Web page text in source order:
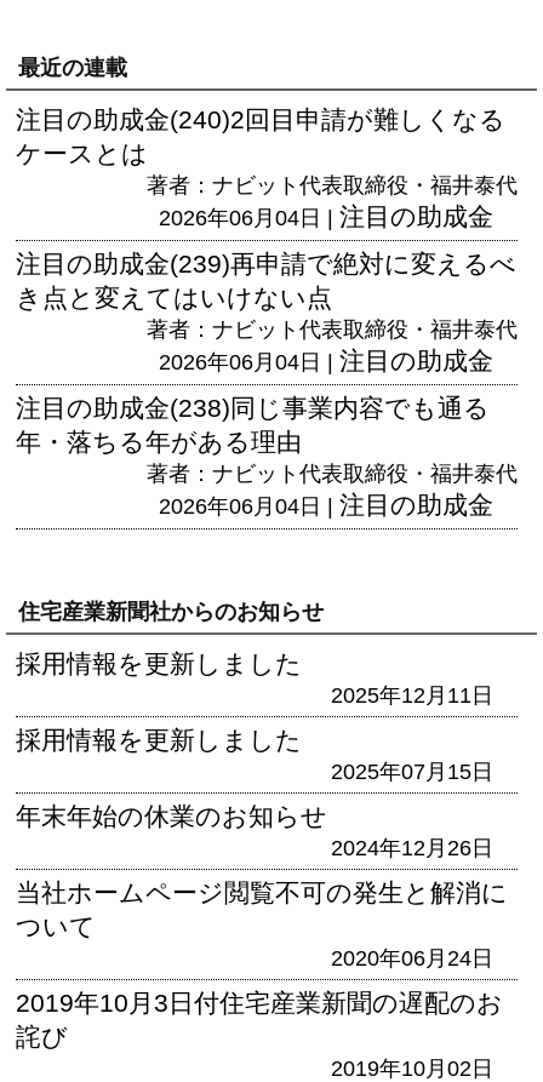
最近の連載
注目の助成金(240)2回目申請が難しくなる
ケースとは
著者：ナビット代表取締役・福井泰代
2026年06月04日 | 注目の助成金
注目の助成金(239)再申請で絶対に変えるべ
き点と変えてはいけない点
著者：ナビット代表取締役・福井泰代
2026年06月04日 | 注目の助成金
注目の助成金(238)同じ事業内容でも通る
年・落ちる年がある理由
著者：ナビット代表取締役・福井泰代
2026年06月04日 | 注目の助成金
住宅産業新聞社からのお知らせ
採用情報を更新しました
2025年12月11日
採用情報を更新しました
2025年07月15日
年末年始の休業のお知らせ
2024年12月26日
当社ホームページ閲覧不可の発生と解消に
ついて
2020年06月24日
2019年10月3日付住宅産業新聞の遅配のお
詫び
2019年10月02日